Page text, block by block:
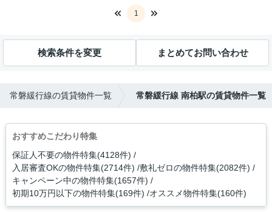
1
検索条件を変更 まとめてお問い合わせ
常磐緩行線の賃貸物件一覧 常磐緩行線 南柏駅の賃貸物件一覧
おすすめこだわり特集
保証人不要の物件特集(4128件)
入居審査OKの物件特集(2714件) 敷礼ゼロの物件特集(2082件)
キャンペーン中の物件特集(1657件)
初期10万円以下の物件特集(169件) オススメ物件特集(160件)